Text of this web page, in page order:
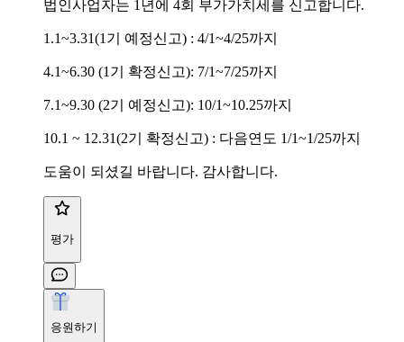
법인사업자는 1년에 4회 부가가치세를 신고합니다.
1.1~3.31(1기 예정신고) : 4/1~4/25까지
4.1~6.30 (1기 확정신고): 7/1~7/25까지
7.1~9.30 (2기 예정신고): 10/1~10.25까지
10.1 ~ 12.31(2기 확정신고) : 다음연도 1/1~1/25까지
도움이 되셨길 바랍니다. 감사합니다.
평가
응원하기